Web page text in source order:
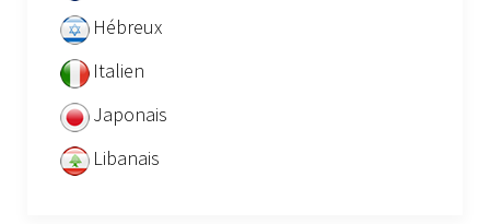
Hébreux
Italien
Japonais
Libanais